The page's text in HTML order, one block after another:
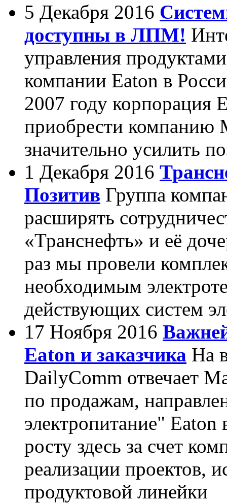
5 Декабря 2016
доступны в ЛПМ!
управления
компании Eaton в
2007 году корпорация
приобрести компанию
значительно усилить
1 Декабря 2016
Позитив Группа
расширять
«Транснефть» и её
раз мы провели
необходимым
действующих систем
17 Ноября 2016
Eaton и заказчика На
DailyComm отвечает
по продажам,
электропитание"
росту здесь за счет
реализации проектов,
продуктовой линейки